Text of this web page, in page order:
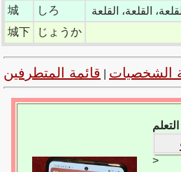
城 しろ
القلعة، القلعة
城下
じょうか
الشخصيات قائمة المتطرفين
>